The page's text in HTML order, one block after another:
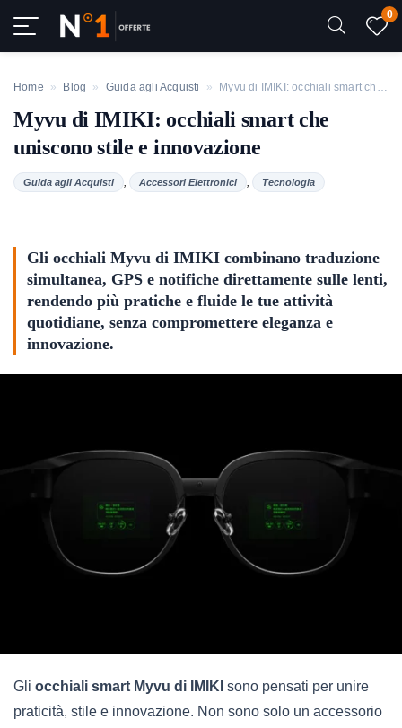
0
Home » Blog » Guida agli Acquisti » Myvu di IMIKI: occhiali smart che uniscono stile e innovazione
Myvu di IMIKI: occhiali smart che
uniscono stile e innovazione
Guida agli Acquisti , Accessori Elettronici , Tecnologia
Gli occhiali Myvu di IMIKI combinano traduzione
simultanea, GPS e notifiche direttamente sulle lenti,
rendendo più pratiche e fluide le tue attività
quotidiane, senza compromettere eleganza e
innovazione.
Gli occhiali smart Myvu di IMIKI sono pensati per unire
praticità, stile e innovazione. Non sono solo un accessorio